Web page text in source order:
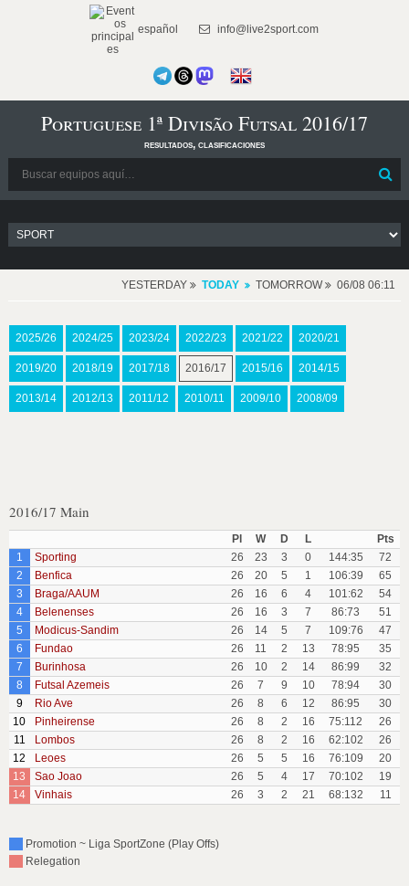
español info@live2sport.com
Portuguese 1ª Divisão Futsal 2016/17
resultados, clasificaciones
YESTERDAY TODAY TOMORROW 06/08 06:11
2025/26 2024/25 2023/24 2022/23 2021/22 2020/21
2019/20 2018/19 2017/18 2016/17 2015/16 2014/15
2013/14 2012/13 2011/12 2010/11 2009/10 2008/09
2016/17 Main
Pl W D L
Pts
1
Sporting 26 23 3 0 144:35
72
2
Benfica 26 20 5 1 106:39
65
3
Braga/AAUM 26 16 6 4 101:62
54
4
Belenenses 26 16 3 7 86:73
51
5
Modicus-Sandim 26 14 5 7 109:76
47
6
Fundao 26 11 2 13 78:95
35
7
Burinhosa 26 10 2 14 86:99
32
8
Futsal Azemeis 26 7 9 10 78:94
30
9
Rio Ave 26 8 6 12 86:95
30
10
Pinheirense 26 8 2 16 75:112
26
11
Lombos 26 8 2 16 62:102
26
12
Leoes 26 5 5 16 76:109
20
13
Sao Joao 26 5 4 17 70:102
19
14
Vinhais 26 3 2 21 68:132 11
Promotion ~ Liga SportZone (Play Offs)
Relegation